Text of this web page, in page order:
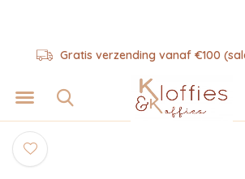
Gratis verzending vanaf €100